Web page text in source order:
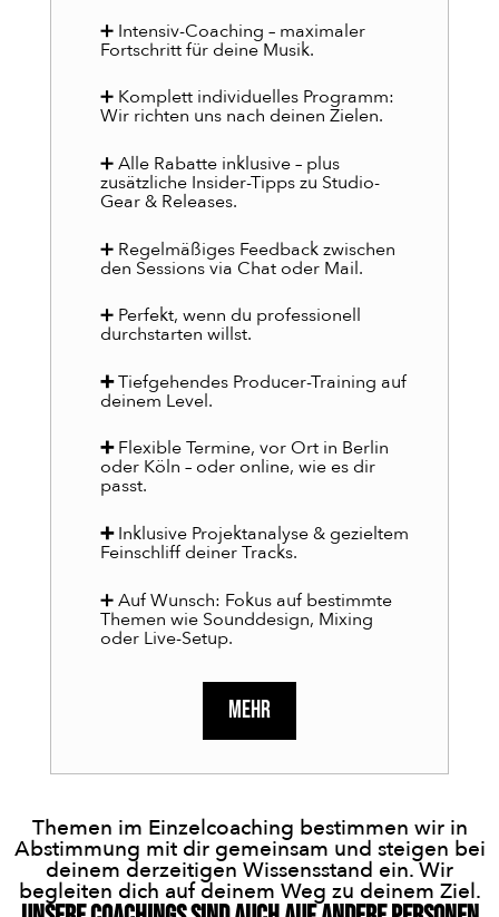
➕ Intensiv-Coaching – maximaler
Fortschritt für deine Musik.
➕ Komplett individuelles Programm:
Wir richten uns nach deinen Zielen.
➕ Alle Rabatte inklusive – plus
zusätzliche Insider-Tipps zu Studio-
Gear & Releases.
➕ Regelmäßiges Feedback zwischen
den Sessions via Chat oder Mail.
➕ Perfekt, wenn du professionell
durchstarten willst.
➕Tiefgehendes Producer-Training auf
deinem Level.
➕Flexible Termine, vor Ort in Berlin
oder Köln – oder online, wie es dir
passt.
➕Inklusive Projektanalyse & gezieltem
Feinschliff deiner Tracks.
➕ Auf Wunsch: Fokus auf bestimmte
Themen wie Sounddesign, Mixing
oder Live-Setup.
MEHR
Themen im Einzelcoaching bestimmen wir in
Abstimmung mit dir gemeinsam und steigen bei
deinem derzeitigen Wissensstand ein. Wir
begleiten dich auf deinem Weg zu deinem Ziel.